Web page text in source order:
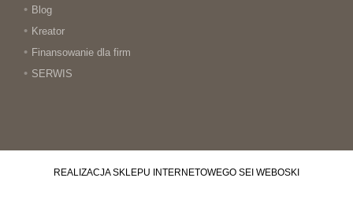
Blog
Kreator
Finansowanie dla firm
SERWIS
REALIZACJA SKLEPU INTERNETOWEGO SEI WEBOSKI